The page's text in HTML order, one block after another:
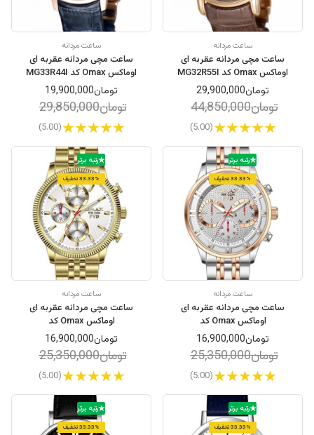
ساعت مردانه
ساعت مچی مردانه عقربه ای
اوماکس Omax کد MG32R55I
تومان29,900,000
تومان44,850,000
(5.00)
ساعت مردانه
ساعت مچی مردانه عقربه ای
اوماکس Omax کد MG33R44I
تومان19,900,000
تومان29,850,000
(5.00)
رتبه برتر
33.33% تخفیف
ساعت مردانه
ساعت مچی مردانه عقربه ای
اوماکس Omax کد
OEM001N018تومان16,900,000
تومان25,350,000
(5.00)
رتبه برتر
33.33% تخفیف
ساعت مردانه
ساعت مچی مردانه عقربه ای
اوماکس Omax کد
OFM001Q008تومان16,900,000
تومان25,350,000
(5.00)
رتبه برتر
33.33% تخفیف
رتبه برتر
33.33% تخفیف